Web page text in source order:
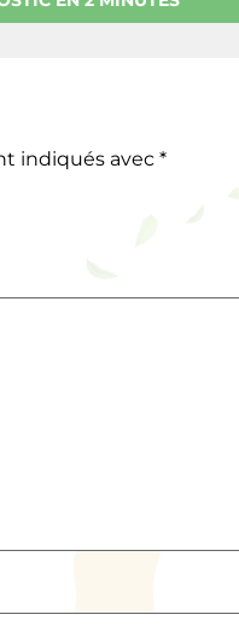
indiqués avec *